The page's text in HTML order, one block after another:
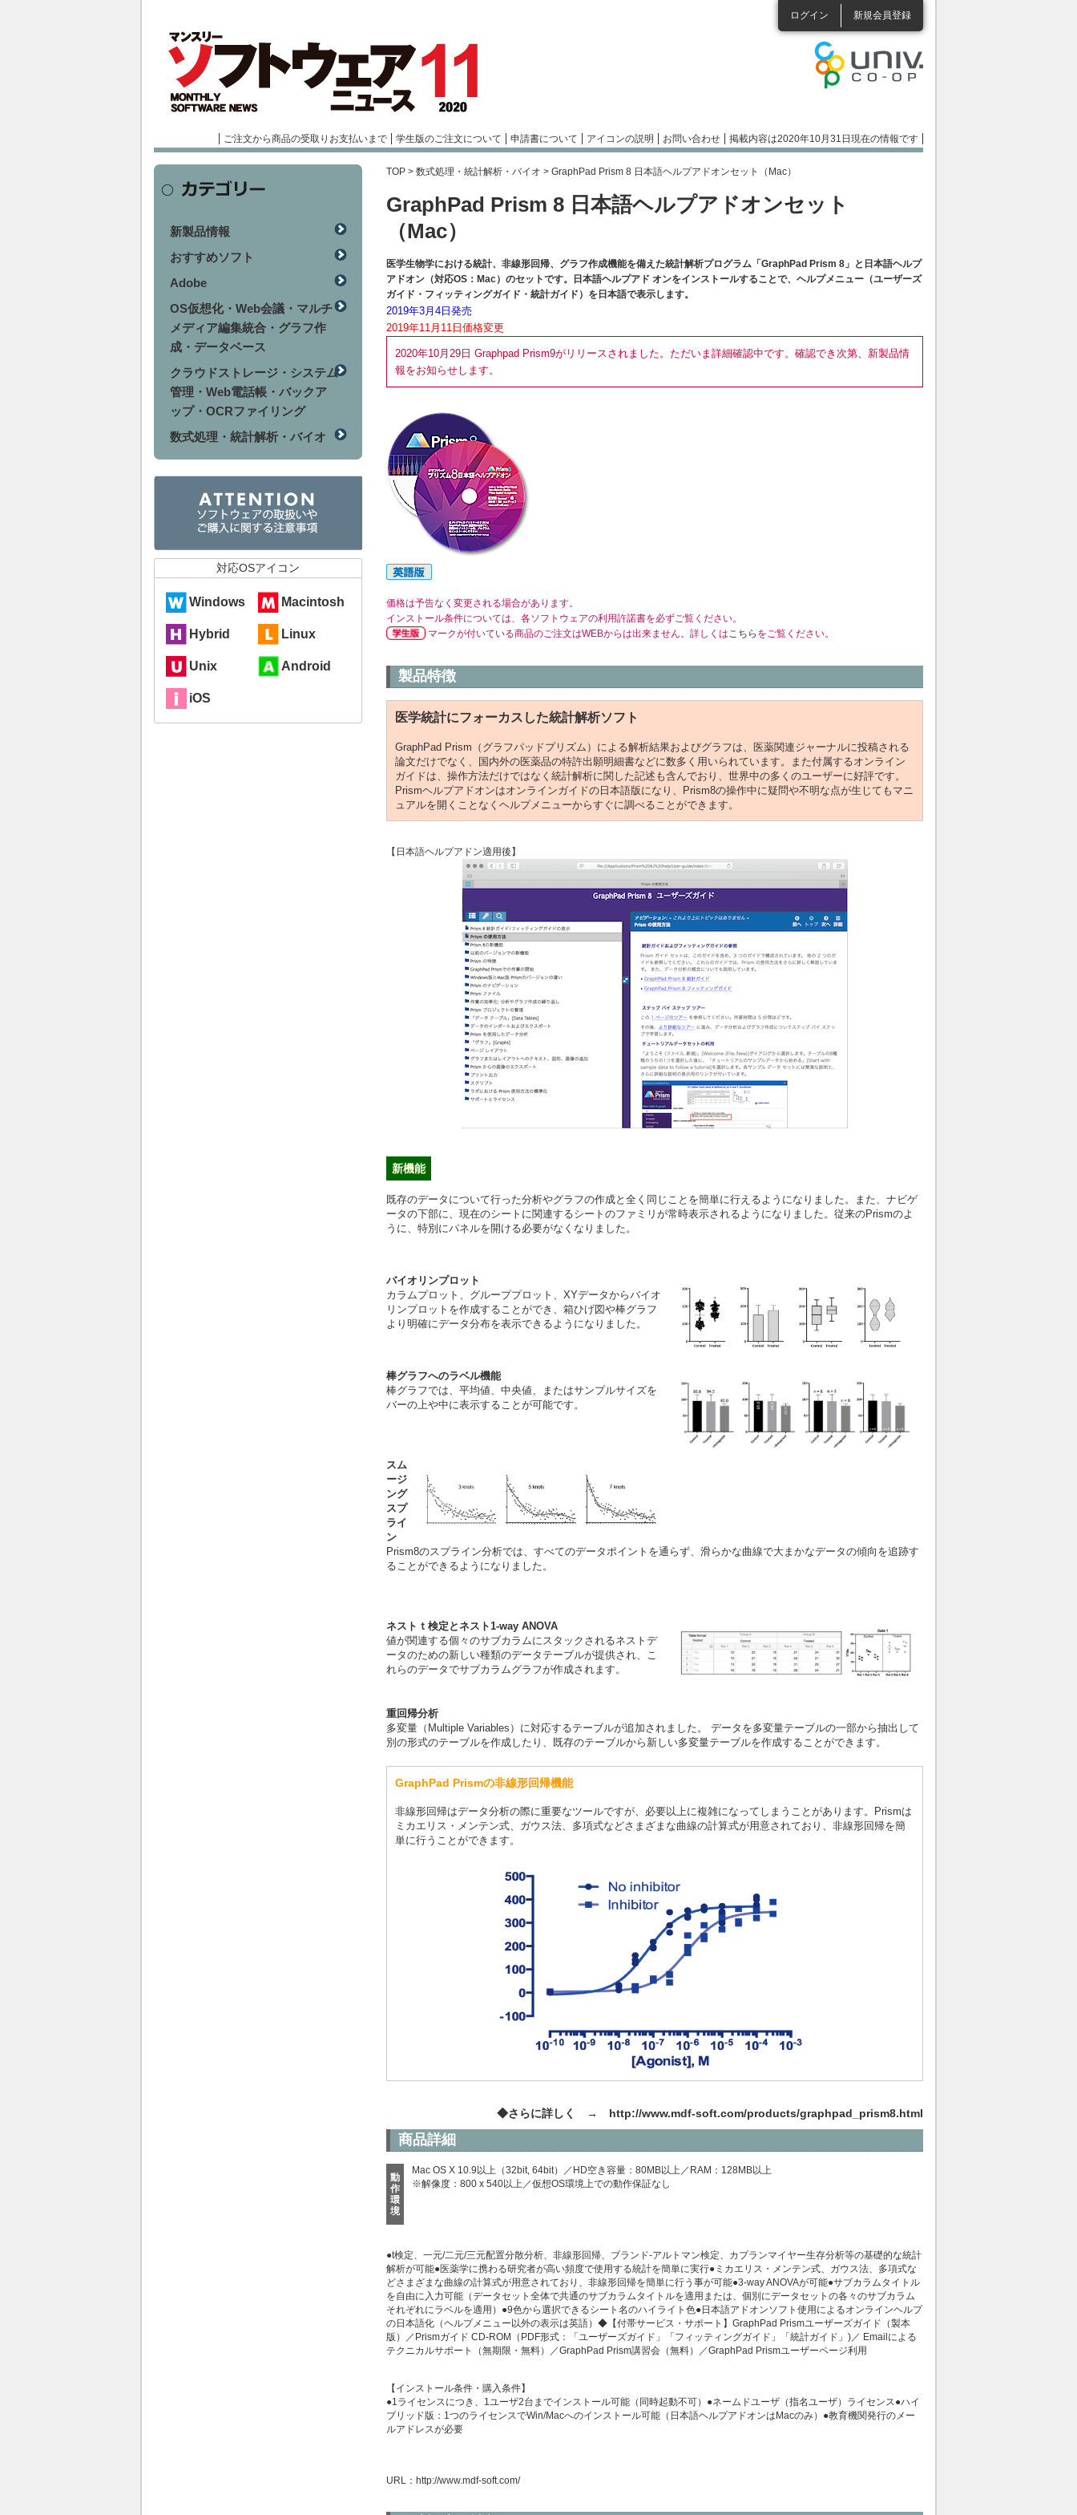
ログイン 新規会員登録
ご注文から商品の受取りお支払いまで 学生版のご注文について 申請書について アイコンの説明 お問い合わせ 掲載内容は2020年10月31日現在の情報です
TOP > 数式処理・統計解析・バイオ > GraphPad Prism 8 日本語ヘルプアドオンセット（Mac）
GraphPad Prism 8 日本語ヘルプアドオンセット
（Mac）
医学生物学における統計、非線形回帰、グラフ作成機能を備えた統計解析プログラム「GraphPad Prism 8」と日本語ヘルプ
アドオン（対応OS：Mac）のセットです。日本語ヘルプアド オンをインストールすることで、ヘルプメニュー（ユーザーズ
ガイド・フィッティングガイド・統計ガイド）を日本語で表示します。
2019年3月4日発売
2019年11月11日価格変更
2020年10月29日 Graphpad Prism9がリリースされました。ただいま詳細確認中です。確認でき次第、新製品情
報をお知らせします。
価格は予告なく変更される場合があります。
インストール条件については、各ソフトウェアの利用許諾書を必ずご覧ください。
マークが付いている商品のご注文はWEBからは出来ません。詳しくはこちら をご覧ください。
製品特徴
医学統計にフォーカスした統計解析ソフト
GraphPad Prism（グラフパッドプリズム）による解析結果およびグラフは、医薬関連ジャーナルに投稿される
論文だけでなく、国内外の医薬品の特許出願明細書などに数多く用いられています。また付属するオンライン
ガイドは、操作方法だけではなく統計解析に関した記述も含んでおり、世界中の多くのユーザーに好評です。
Prismヘルプアドオンはオンラインガイドの日本語版になり、Prism8の操作中に疑問や不明な点が生じてもマニ
ュアルを開くことなくヘルプメニューからすぐに調べることができます。
【日本語ヘルプアドン適用後】
新機能
既存のデータについて行った分析やグラフの作成と全く同じことを簡単に行えるようになりました。また、ナビゲ
ータの下部に、現在のシートに関連するシートのファミリが常時表示されるようになりました。従来のPrismのよ
うに、特別にパネルを開ける必要がなくなりました。
バイオリンプロット
カラムプロット、グループプロット、XYデータからバイオ
リンプロットを作成することができ、箱ひげ図や棒グラフ
より明確にデータ分布を表示できるようになりました。
棒グラフへのラベル機能
棒グラフでは、平均値、中央値、またはサンプルサイズを
バーの上や中に表示することが可能です。
スム
ージ
ング
スプ
ライ
ン
Prism8のスプライン分析では、すべてのデータポイントを通らず、滑らかな曲線で大まかなデータの傾向を追跡す
ることができるようになりました。
ネストｔ検定とネスト1-way ANOVA
値が関連する個々のサブカラムにスタックされるネストデ
ータのための新しい種類のデータテーブルが提供され、こ
れらのデータでサブカラムグラフが作成されます。
重回帰分析
多変量（Multiple Variables）に対応するテーブルが追加されました。 データを多変量テーブルの一部から抽出して
別の形式のテーブルを作成したり、既存のテーブルから新しい多変量テーブルを作成することができます。
GraphPad Prismの非線形回帰機能
非線形回帰はデータ分析の際に重要なツールですが、必要以上に複雑になってしまうことがあります。Prismは
ミカエリス・メンテン式、ガウス法、多項式などさまざまな曲線の計算式が用意されており、非線形回帰を簡
単に行うことができます。
◆さらに詳しく → http://www.mdf-soft.com/products/graphpad_prism8.html
商品詳細
動
作
環
境
Mac OS X 10.9以上（32bit, 64bit）／HD空き容量：80MB以上／RAM：128MB以上
※解像度：800 x 540以上／仮想OS環境上での動作保証なし
●t検定、一元/二元/三元配置分散分析、非線形回帰、ブランド-アルトマン検定、カプランマイヤー生存分析等の基礎的な統計
解析が可能●医薬学に携わる研究者が高い頻度で使用する統計を簡単に実行●ミカエリス・メンテン式、ガウス法、多項式な
どさまざまな曲線の計算式が用意されており、非線形回帰を簡単に行う事が可能●3-way ANOVAが可能●サブカラムタイトル
を自由に入力可能（データセット全体で共通のサブカラムタイトルを適用または、個別にデータセットの各々のサブカラム
それぞれにラベルを適用）●9色から選択できるシート名のハイライト色●日本語アドオンソフト使用によるオンラインヘルプ
の日本語化（ヘルプメニュー以外の表示は英語）◆【付帯サービス・サポート】GraphPad Prismユーザーズガイド（製本
版）／Prismガイド CD-ROM（PDF形式：「ユーザーズガイド」「フィッティングガイド」「統計ガイド」)／ Emailによる
テクニカルサポート（無期限・無料）／GraphPad Prism講習会（無料）／GraphPad Prismユーザーページ利用
【インストール条件・購入条件】
●1ライセンスにつき、1ユーザ2台までインストール可能（同時起動不可）●ネームドユーザ（指名ユーザ）ライセンス●ハイ
ブリッド版：1つのライセンスでWin/Macへのインストール可能（日本語ヘルプアドオンはMacのみ）●教育機関発行のメー
ルアドレスが必要
URL： http://www.mdf-soft.com/
新製品情報
おすすめソフト
Adobe
OS仮想化・Web会議・マルチ
メディア編集統合・グラフ作
成・データベース
クラウドストレージ・システム
管理・Web電話帳・バックア
ップ・OCRファイリング
数式処理・統計解析・バイオ
対応OSアイコン
Windows Macintosh
Hybrid Linux
Unix Android
iOS